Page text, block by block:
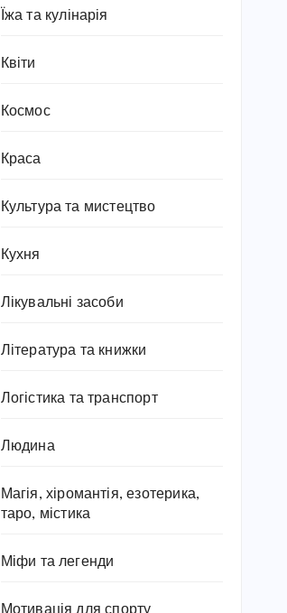
Їжа та кулінарія
Квіти
Космос
Краса
Культура та мистецтво
Кухня
Лікувальні засоби
Література та книжки
Логістика та транспорт
Людина
Магія, хіромантія, езотерика,
таро, містика
Міфи та легенди
Мотивація для спорту